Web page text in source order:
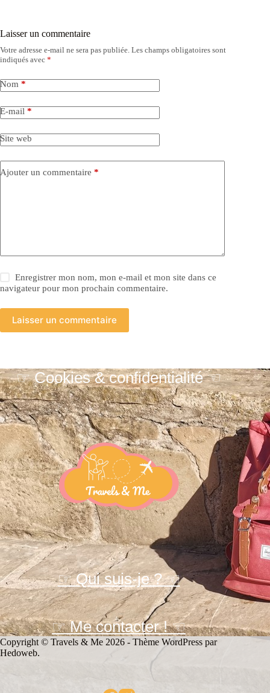
Laisser un commentaire
Votre adresse e-mail ne sera pas publiée. Les champs obligatoires sont
indiqués avec *
Nom *
E-mail *
Site web
Ajouter un commentaire *
Enregistrer mon nom, mon e-mail et mon site dans ce
navigateur pour mon prochain commentaire.
Laisser un commentaire
☞ Cookies & confidentialité ☜
☞ Qui suis-je ? ☜
☞ Me contacter ! ☜
Copyright © Travels & Me 2026 - Thème WordPress par
Hedoweb.